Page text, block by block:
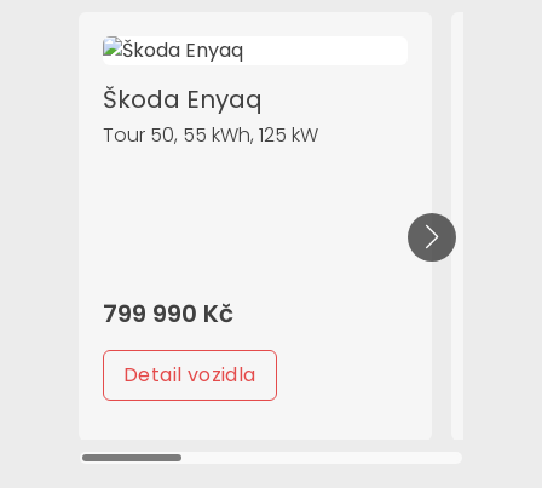
Škoda Enyaq
Tour 50, 55 kWh, 125 kW
799 990 Kč
Detail vozidla